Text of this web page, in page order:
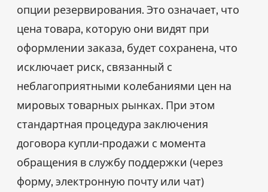
опции резервирования. Это означает, что
цена товара, которую они видят при
оформлении заказа, будет сохранена, что
исключает риск, связанный с
неблагоприятными колебаниями цен на
мировых товарных рынках. При этом
стандартная процедура заключения
договора купли-продажи с момента
обращения в службу поддержки (через
форму, электронную почту или чат)